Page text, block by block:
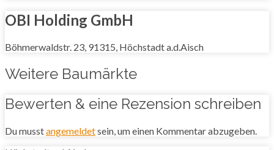
OBI Holding GmbH
Böhmerwaldstr. 23, 91315, Höchstadt a.d.Aisch
Weitere Baumärkte
Bewerten & eine Rezension schreiben
Du musstangemeldetsein, um einen Kommentar abzugeben.